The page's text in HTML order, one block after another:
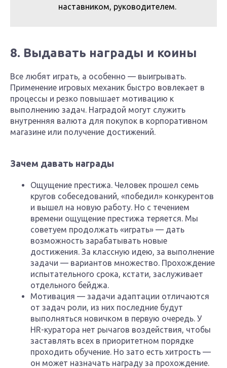
наставником, руководителем.
8. Выдавать награды и коины
Все любят играть, а особенно — выигрывать.
Применение игровых механик быстро вовлекает в
процессы и резко повышает мотивацию к
выполнению задач. Наградой могут служить
внутренняя валюта для покупок в корпоративном
магазине или получение достижений.
Зачем давать награды
Ощущение престижа. Человек прошел семь
кругов собеседований, «победил» конкурентов
и вышел на новую работу. Но с течением
времени ощущение престижа теряется. Мы
советуем продолжать «играть» — дать
возможность зарабатывать новые
достижения. За классную идею, за выполнение
задачи — вариантов множество. Прохождение
испытательного срока, кстати, заслуживает
отдельного бейджа.
Мотивация — задачи адаптации отличаются
от задач роли, из них последние будут
выполняться новичком в первую очередь. У
HR-куратора нет рычагов воздействия, чтобы
заставлять всех в приоритетном порядке
проходить обучение. Но зато есть хитрость —
он может назначать награду за прохождение.